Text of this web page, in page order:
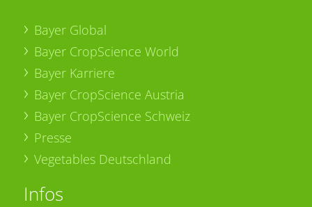
Bayer Global
Bayer CropScience World
Bayer Karriere
Bayer CropScience Austria
Bayer CropScience Schweiz
Presse
Vegetables Deutschland
Infos